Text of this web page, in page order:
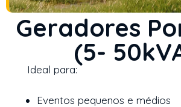
Geradores
(5-
Ideal para:
Eventos pequenos e médios